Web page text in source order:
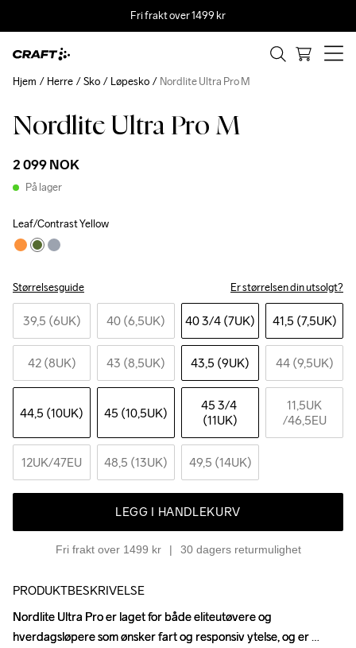
Fri frakt over 1499 kr
Nordlite Ultra Pro M
2 099 NOK
På lager
Leaf/Contrast Yellow
Størrelsesguide Er størrelsen din utsolgt?
39,5 (6UK) 40 (6,5UK) 40 3/4 (7UK) 41,5 (7,5UK)
42 (8UK) 43 (8,5UK) 43,5 (9UK) 44 (9,5UK)
44,5 (10UK) 45 (10,5UK) 45 3/4
(11UK)
11,5UK
/46,5EU
12UK/47EU 48,5 (13UK) 49,5 (14UK)
LEGG I HANDLEKURV
Fri frakt over 1499 kr 30 dagers returmulighet
Hjem Herre Sko Løpesko Nordlite Ultra Pro M
PRODUKTBESKRIVELSE
Nordlite Ultra Pro er laget for både eliteutøvere og
hverdagsløpere som ønsker fart og responsiv ytelse, og er
Nordlite Ultra Pro er laget for både eliteutøvere og
hverdagsløpere som ønsker fart og responsiv ytelse, og er